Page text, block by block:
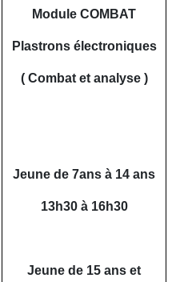
Module COMBAT
Plastrons électroniques
( Combat et analyse )
Jeune de 7ans à 14 ans
13h30 à 16h30
Jeune de 15 ans et